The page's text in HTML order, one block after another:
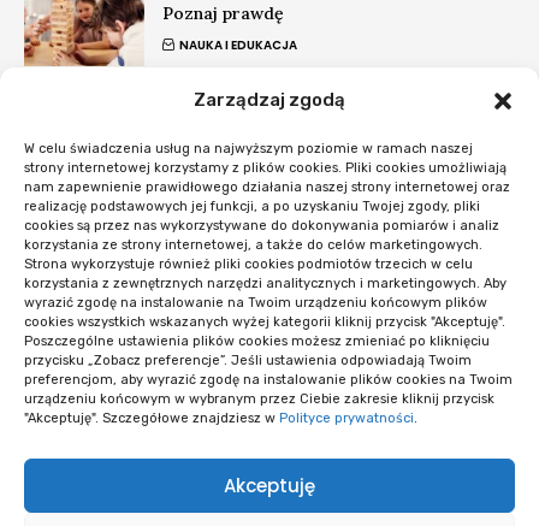
Zarządzaj zgodą
W celu świadczenia usług na najwyższym poziomie w ramach naszej
strony internetowej korzystamy z plików cookies. Pliki cookies umożliwiają
nam zapewnienie prawidłowego działania naszej strony internetowej oraz
realizację podstawowych jej funkcji, a po uzyskaniu Twojej zgody, pliki
cookies są przez nas wykorzystywane do dokonywania pomiarów i analiz
korzystania ze strony internetowej, a także do celów marketingowych.
Strona wykorzystuje również pliki cookies podmiotów trzecich w celu
korzystania z zewnętrznych narzędzi analitycznych i marketingowych. Aby
wyrazić zgodę na instalowanie na Twoim urządzeniu końcowym plików
cookies wszystkich wskazanych wyżej kategorii kliknij przycisk "Akceptuję".
Poszczególne ustawienia plików cookies możesz zmieniać po kliknięciu
przycisku „Zobacz preferencje”. Jeśli ustawienia odpowiadają Twoim
preferencjom, aby wyrazić zgodę na instalowanie plików cookies na Twoim
urządzeniu końcowym w wybranym przez Ciebie zakresie kliknij przycisk
"Akceptuję". Szczegółowe znajdziesz w Polityce prywatności.
Akceptuję
Poznaj prawdę
NAUKA I EDUKACJA
7 Tajnych Technik Zarządzania Zespołem
BIZNES I FINANSE
#Nowości
Co sprawdzić przed startem systemu
rezerwacji
OPROGRAMOWANIE I APLIKACJE
Opieka WordPress po wdrożeniu: kiedy i
co obejmuje
Wiele wersji logo i niespójne materiały: